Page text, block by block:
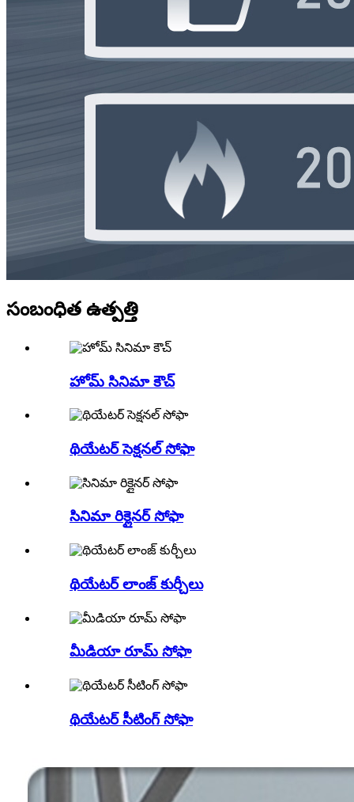
సంబంధిత ఉత్పత్తి
హోమ్ సినిమా కౌచ్
థియేటర్ సెక్షనల్ సోఫా
సినిమా రిక్లైనర్ సోఫా
థియేటర్ లాంజ్ కుర్చీలు
మీడియా రూమ్ సోఫా
థియేటర్ సీటింగ్ సోఫా